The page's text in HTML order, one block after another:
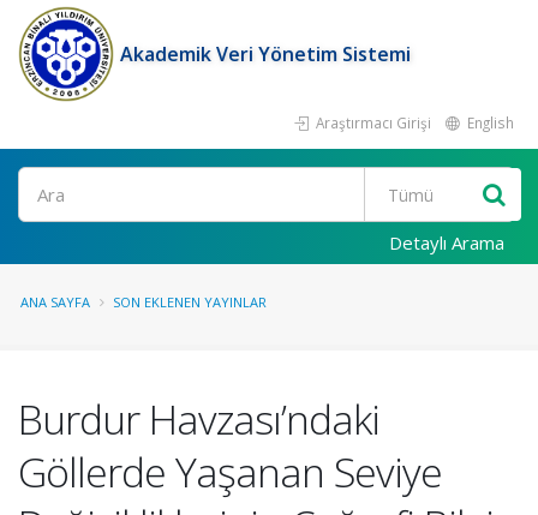
Akademik Veri Yönetim Sistemi
Araştırmacı Girişi English
Ara
Detaylı Arama
ANA SAYFA SON EKLENEN YAYINLAR
Burdur Havzası’ndaki
Göllerde Yaşanan Seviye